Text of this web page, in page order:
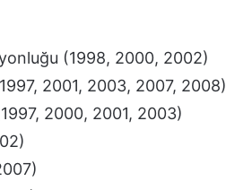
(1998, 2000, 2002)
2001, 2003, 2007, 2008)
2000, 2001, 2003)